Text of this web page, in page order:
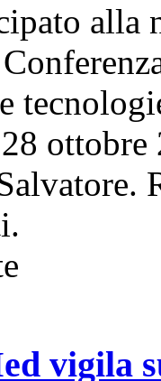
alla
vigila